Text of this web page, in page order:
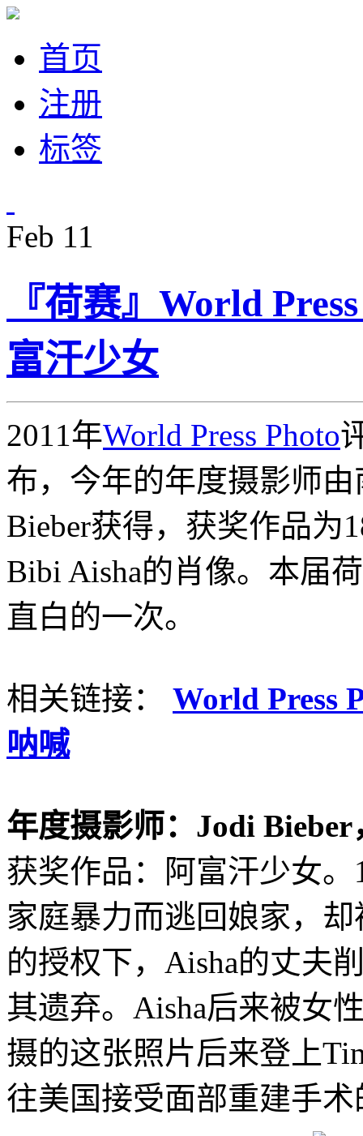
首页
注册
标签
Feb 11
『荷赛』World
富汗少女
2011年World Press Photo
布，今年的年度摄影师
Bieber获得，获奖作品为
Bibi Aisha的肖像。本届
直白的一次。
相关链接： World Press
呐喊
年度摄影师：Jodi
获奖作品：阿富汗少女
家庭暴力而逃回娘家，
的授权下，Aisha的丈夫
其遗弃。Aisha后来被女
摄的这张照片后来登上
往美国接受面部重建手